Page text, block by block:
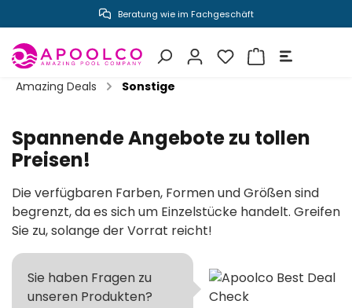
springen Poolprojekte zum Selber bauen
Amazing Deals Sonstige
Spannende Angebote zu tollen
Preisen!
Die verfügbaren Farben, Formen und Größen sind
begrenzt, da es sich um Einzelstücke handelt. Greifen
Sie zu, solange der Vorrat reicht!
Sie haben Fragen zu
unseren Produkten?